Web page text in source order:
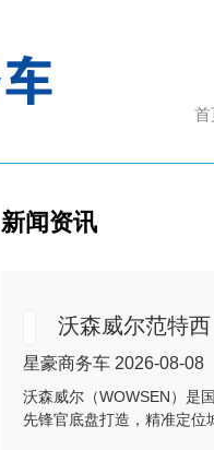
首
新闻资讯
沃森威尔范特
星豪商务车 2026-08-08
沃森威尔（WOWSEN）是
先锋官底盘打造，精准定位